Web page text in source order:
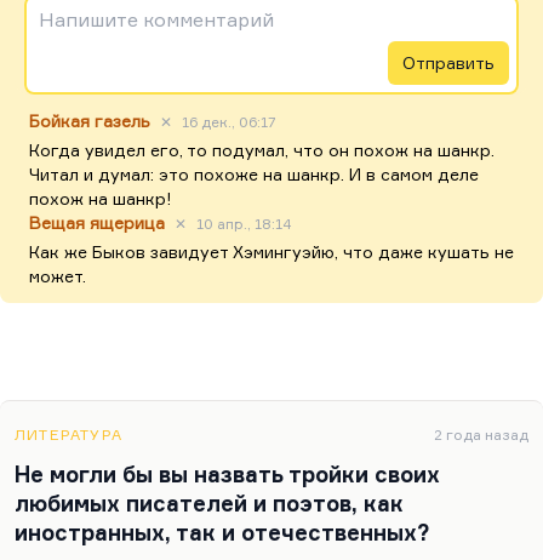
Напишите комментарий
Отправить
Бойкая газель ✕ 16 дек., 06:17
Когда увидел его, то подумал, что он похож на шанкр.
Читал и думал: это похоже на шанкр. И в самом деле
похож на шанкр!
Вещая ящерица
✕ 10 апр., 18:14
Как же Быков завидует Хэмингуэйю, что даже кушать не
может.
ЛИТЕРАТУРА 2 года назад
Не могли бы вы назвать тройки своих
любимых писателей и поэтов, как
иностранных, так и отечественных?